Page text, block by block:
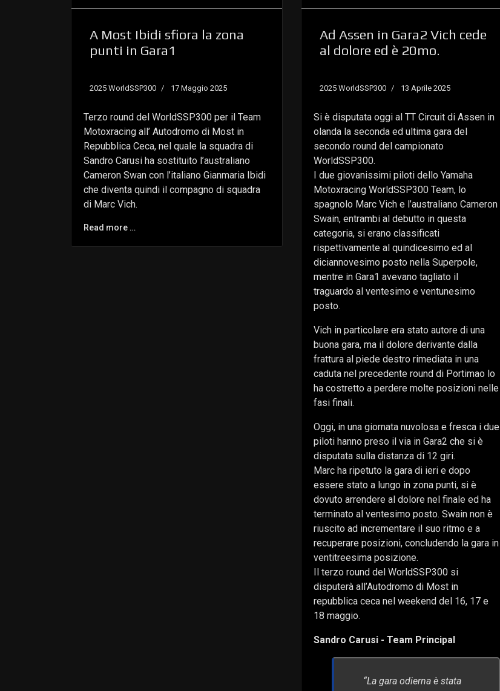
A Most Ibidi sfiora la zona
punti in Gara1
2025 WorldSSP300 17 Maggio 2025
Terzo round del WorldSSP300 per il Team
Motoxracing all’ Autodromo di Most in
Repubblica Ceca, nel quale la squadra di
Sandro Carusi ha sostituito l’australiano
Cameron Swan con l’italiano Gianmaria Ibidi
che diventa quindi il compagno di squadra
di Marc Vich.
Read more …
Ad Assen in Gara2 Vich cede
al dolore ed è 20mo.
2025 WorldSSP300 13 Aprile 2025
Si è disputata oggi al TT Circuit di Assen in
olanda la seconda ed ultima gara del
secondo round del campionato
WorldSSP300.
I due giovanissimi piloti dello Yamaha
Motoxracing WorldSSP300 Team, lo
spagnolo Marc Vich e l’australiano Cameron
Swain, entrambi al debutto in questa
categoria, si erano classificati
rispettivamente al quindicesimo ed al
diciannovesimo posto nella Superpole,
mentre in Gara1 avevano tagliato il
traguardo al ventesimo e ventunesimo
posto.
Vich in particolare era stato autore di una
buona gara, ma il dolore derivante dalla
frattura al piede destro rimediata in una
caduta nel precedente round di Portimao lo
ha costretto a perdere molte posizioni nelle
fasi finali.
Oggi, in una giornata nuvolosa e fresca i due
piloti hanno preso il via in Gara2 che si è
disputata sulla distanza di 12 giri.
Marc ha ripetuto la gara di ieri e dopo
essere stato a lungo in zona punti, si è
dovuto arrendere al dolore nel finale ed ha
terminato al ventesimo posto. Swain non è
riuscito ad incrementare il suo ritmo e a
recuperare posizioni, concludendo la gara in
ventitreesima posizione.
Il terzo round del WorldSSP300 si
disputerà all’Autodromo di Most in
repubblica ceca nel weekend del 16, 17 e
18 maggio.
Sandro Carusi - Team Principal
“La gara odierna è stata